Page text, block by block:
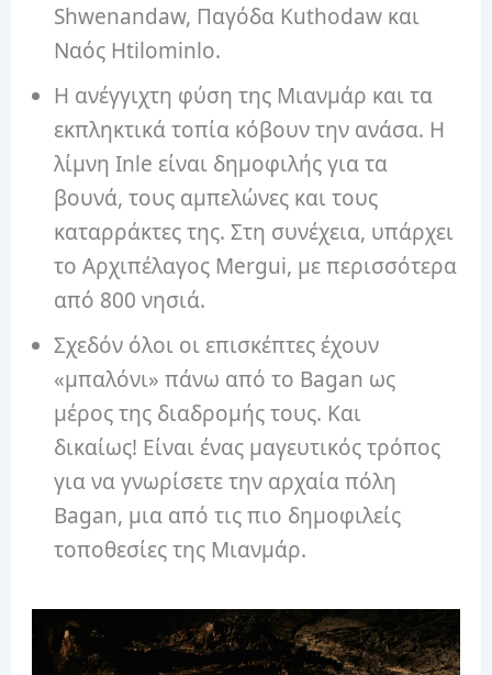
Shwenandaw, Παγόδα Kuthodaw και
Ναός Htilominlo.
Η ανέγγιχτη φύση της Μιανμάρ και τα
εκπληκτικά τοπία κόβουν την ανάσα. Η
λίμνη Inle είναι δημοφιλής για τα
βουνά, τους αμπελώνες και τους
καταρράκτες της. Στη συνέχεια, υπάρχει
το Αρχιπέλαγος Mergui, με περισσότερα
από 800 νησιά.
Σχεδόν όλοι οι επισκέπτες έχουν
«μπαλόνι» πάνω από το Bagan ως
μέρος της διαδρομής τους. Και
δικαίως! Είναι ένας μαγευτικός τρόπος
για να γνωρίσετε την αρχαία πόλη
Bagan, μια από τις πιο δημοφιλείς
τοποθεσίες της Μιανμάρ.